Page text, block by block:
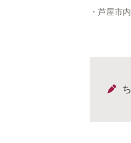
・芦屋市